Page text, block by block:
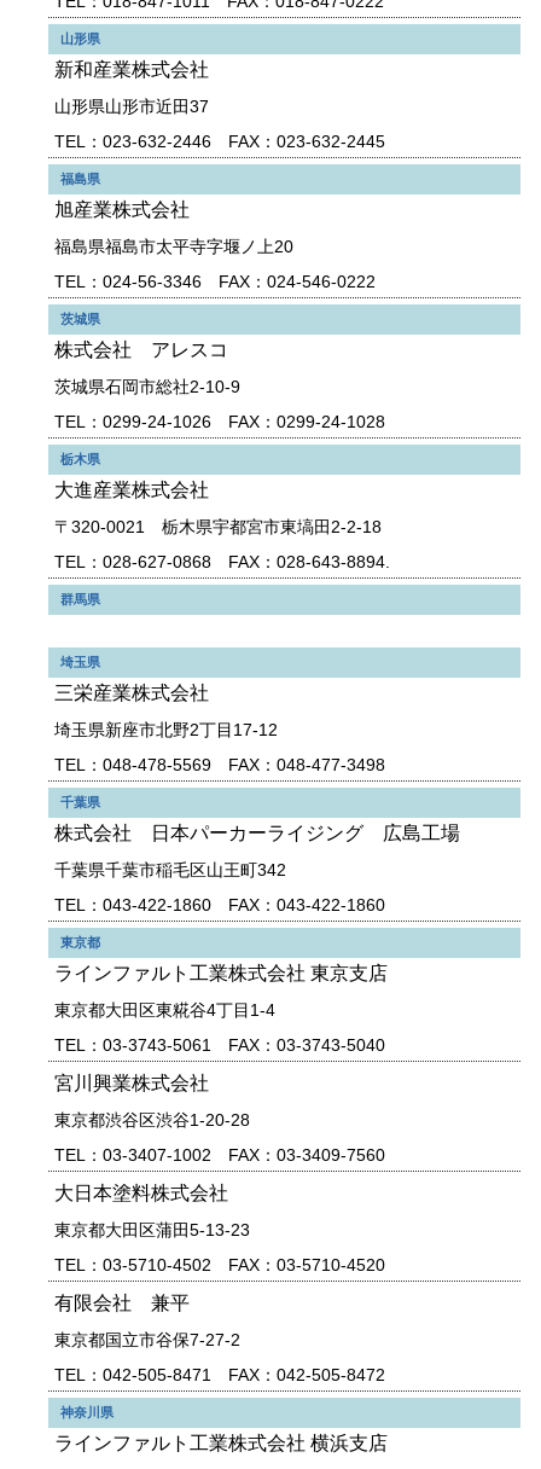
山形県
新和産業株式会社
山形県山形市近田37
TEL：023-632-2446 FAX：023-632-2445
福島県
旭産業株式会社
福島県福島市太平寺字堰ノ上20
TEL：024-56-3346 FAX：024-546-0222
茨城県
株式会社 アレスコ
茨城県石岡市総社2-10-9
TEL：0299-24-1026 FAX：0299-24-1028
栃木県
大進産業株式会社
〒320-0021 栃木県宇都宮市東塙田2-2-18
TEL：028-627-0868 FAX：028-643-8894.
群馬県
埼玉県
三栄産業株式会社
埼玉県新座市北野2丁目17-12
TEL：048-478-5569 FAX：048-477-3498
千葉県
株式会社 日本パーカーライジング 広島工場
千葉県千葉市稲毛区山王町342
TEL：043-422-1860 FAX：043-422-1860
東京都
ラインファルト工業株式会社 東京支店
東京都大田区東糀谷4丁目1-4
TEL：03-3743-5061 FAX：03-3743-5040
宮川興業株式会社
東京都渋谷区渋谷1-20-28
TEL：03-3407-1002 FAX：03-3409-7560
大日本塗料株式会社
東京都大田区蒲田5-13-23
TEL：03-5710-4502 FAX：03-5710-4520
有限会社 兼平
東京都国立市谷保7-27-2
TEL：042-505-8471 FAX：042-505-8472
神奈川県
ラインファルト工業株式会社 横浜支店